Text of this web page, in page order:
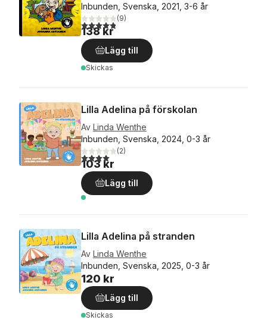
Inbunden, Svenska, 2021, 3-6 år
4,8utav 5 stjärnor. Totalt antal röster:
(9)
138 kr
Lägg till
Skickas
Lilla Adelina på förskolan
Av Linda Wenthe
Inbunden, Svenska, 2024, 0-3 år
4,0utav 5 stjärnor. Totalt antal röster:
(2)
103 kr
Lägg till
Lilla Adelina på stranden
Av Linda Wenthe
Inbunden, Svenska, 2025, 0-3 år
120 kr
Lägg till
Skickas